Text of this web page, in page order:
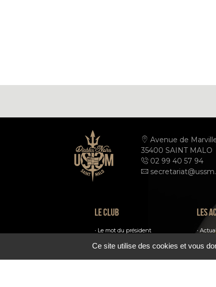
Avenue de
35400 SAINT MALO
02 99 40 57 94
Le club
Le mot du président
Les
Ce site utilise des cookies et vous